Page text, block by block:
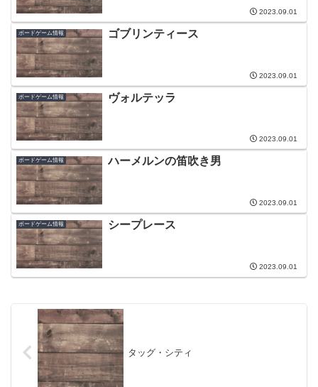
2023.09.01
ボードゲーム情報 ゴブリンティース
2023.09.01
ボードゲーム情報 ヴォルテッラ
2023.09.01
ボードゲーム情報 ハーメルンの笛吹き男
2023.09.01
ボードゲーム情報 シープレース
2023.09.01
タッグ・シティ